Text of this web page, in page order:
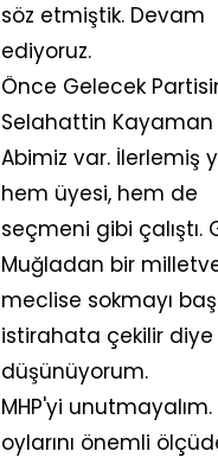
söz etmiştik. Devam
ediyoruz.
Önce Gelecek
Selahattin Kayaman
Abimiz var. İlerlemiş
hem üyesi, hem de
seçmeni gibi çalıştı.
Muğladan bir
meclise sokmayı
istirahata çekilir diye
düşünüyorum.
MHP'yi
oylarını önemli